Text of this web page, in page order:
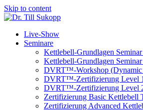
Skip to content
Live-Show
Seminare
Kettlebell-Grundlagen Seminar
Kettlebell-Grundlagen Seminar
DVRT™-Workshop (Dynamic
DVRT™-Zertifizierung Level
DVRT™-Zertifizierung Level
Zertifizierung Basic Kettlebell
Zertifizierung Advanced